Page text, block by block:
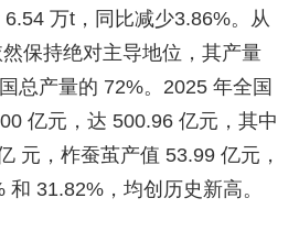
万t，同比减少3.86%。从
保持绝对主导地位，其产量
总产量的 72%。2025 年全国
亿元，达 500.96 亿元，其中
元，柞蚕茧产值 53.99 亿元，
和 31.82%，均创历史新高。